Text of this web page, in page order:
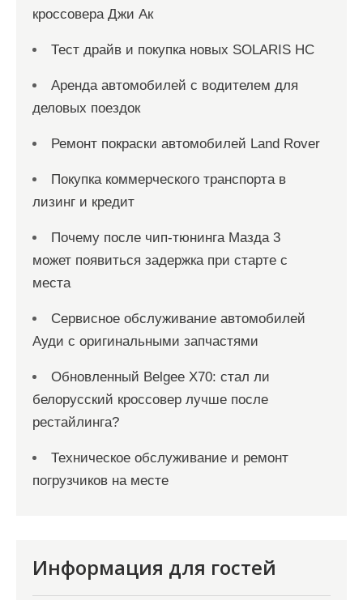
кроссовера Джи Ак
Тест драйв и покупка новых SOLARIS HC
Аренда автомобилей с водителем для
деловых поездок
Ремонт покраски автомобилей Land Rover
Покупка коммерческого транспорта в
лизинг и кредит
Почему после чип-тюнинга Мазда 3
может появиться задержка при старте с
места
Сервисное обслуживание автомобилей
Ауди с оригинальными запчастями
Обновленный Belgee X70: стал ли
белорусский кроссовер лучше после
рестайлинга?
Техническое обслуживание и ремонт
погрузчиков на месте
Информация для гостей